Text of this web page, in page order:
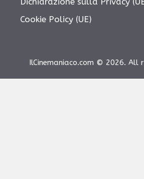
Cookie Policy (UE)
IlCinemaniaco.com © 2026. All